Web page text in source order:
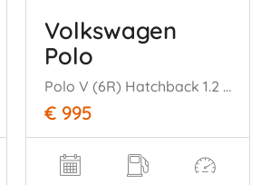
Volkswagen
Polo
Polo V (6R) Hatchback 1.2 TDI 12V BlueMotion (CFWA(Euro 5)) [55kW] (1= 0-2009/05-2014)
€ 995